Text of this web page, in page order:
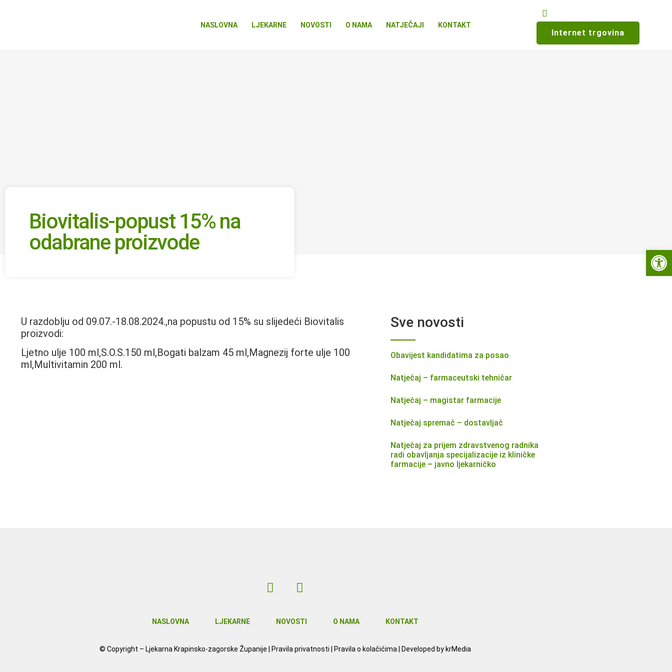
NASLOVNA LJEKARNE NOVOSTI O NAMA NATJEČAJI KONTAKT
Internet trgovina
Biovitalis-popust 15% na
odabrane proizvode
U razdoblju od 09.07.-18.08.2024.,na popustu od 15% su slijedeći Biovitalis
proizvodi:
Ljetno ulje 100 ml,S.O.S.150 ml,Bogati balzam 45 ml,Magnezij forte ulje 100
ml,Multivitamin 200 ml.
Sve novosti
Obavijest kandidatima za posao
Natječaj – farmaceutski tehničar
Natječaj – magistar farmacije
Natječaj spremač – dostavljač
Natječaj za prijem zdravstvenog radnika
radi obavljanja specijalizacije iz kliničke
farmacije – javno ljekarničko
NASLOVNA LJEKARNE NOVOSTI O NAMA KONTAKT
© Copyright – Ljekarna Krapinsko-zagorske Županije Pravila privatnosti Pravila o kolačićima | Developed by krMedia